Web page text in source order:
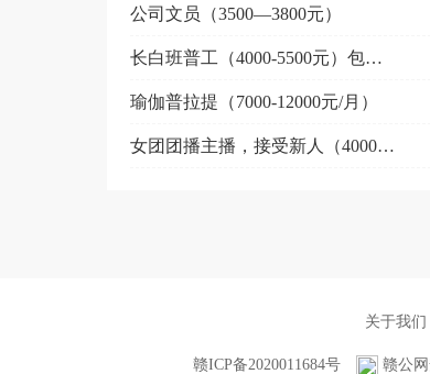
公司文员（3500—3800元）
长白班普工（4000-5500元）包吃住
瑜伽普拉提（7000-12000元/月）
女团团播主播，接受新人（4000~20000元/月）
关于我们
赣ICP备2020011684号 赣公网